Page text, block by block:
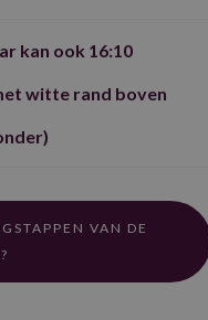
kan ook 16:10
witte rand boven
VAN DE